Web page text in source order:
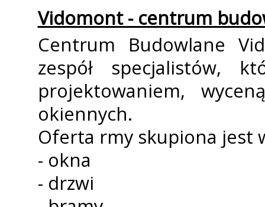
Vidomont - centrum
Centrum Budowlane
zespół specjalistów,
projektowaniem,
okiennych.
Oferta firmy skupiona
- okna
- drzwi